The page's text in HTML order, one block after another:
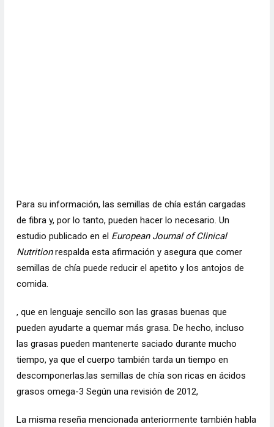
Para su información, las semillas de chía están cargadas
de fibra y, por lo tanto, pueden hacer lo necesario. Un
estudio publicado en el European Journal of Clinical
Nutritionrespalda esta afirmación y asegura que comer
semillas de chía puede reducir el apetito y los antojos de
comida.
, que en lenguaje sencillo son las grasas buenas que
pueden ayudarte a quemar más grasa. De hecho, incluso
las grasas pueden mantenerte saciado durante mucho
tiempo, ya que el cuerpo también tarda un tiempo en
descomponerlas.las semillas de chía son ricas en ácidos
grasos omega-3 Según una revisión de 2012,
La misma reseña mencionada anteriormente también habla